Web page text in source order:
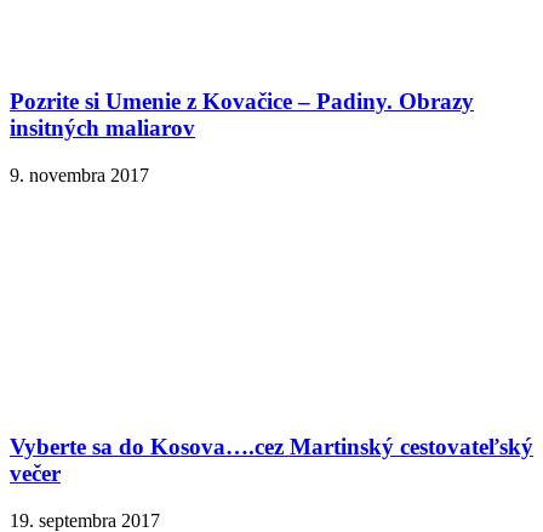
Pozrite si Umenie z Kovačice – Padiny. Obrazy
insitných maliarov
9. novembra 2017
Vyberte sa do Kosova….cez Martinský cestovateľský
večer
19. septembra 2017